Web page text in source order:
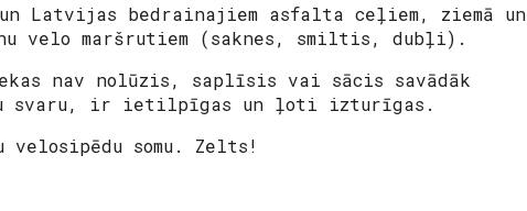
Latvijas bedrainajiem asfalta ceļiem, ziemā un
velo maršrutiem (saknes, smiltis, dubļi).
nav nolūzis, saplīsis vai sācis savādāk
svaru, ir ietilpīgas un ļoti izturīgas.
somu. Zelts!